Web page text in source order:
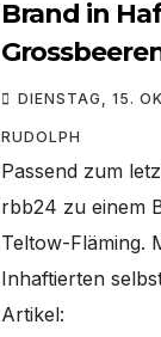
Brand in
DIENSTAG, 15.
RUDOLPH
Passend zum
rbb24 zu einem
Teltow-Fläming.
Inhaftierten
Artikel: